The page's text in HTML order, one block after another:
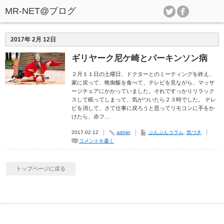
2017年 2月 12日
ギリヤーク尼ケ崎とパーキンソン病
２月１１日の土曜日、ドクターとのミーティングを終え、
家に戻って、晩御飯を食べて、テレビを見ながら、マッサ
ージチェアにかかっていました。それですっかりリラック
スして眠ってしまって、気がついたら２３時でした。 テレ
ビを消して、さて仕事に戻ろうと思ってリモコンに手をか
けたら、赤フ…
2017.02.12 admin ぶんぶんコラム
気づき
コメントを書く
トップページに戻る